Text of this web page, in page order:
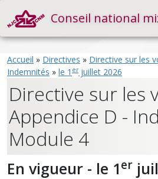
Conseil national
Accueil » Directives » Directive sur les
Indemnités » le 1 erjuillet 2026
Directive sur les
Appendice D -
Module 4
En vigueur - le 1er